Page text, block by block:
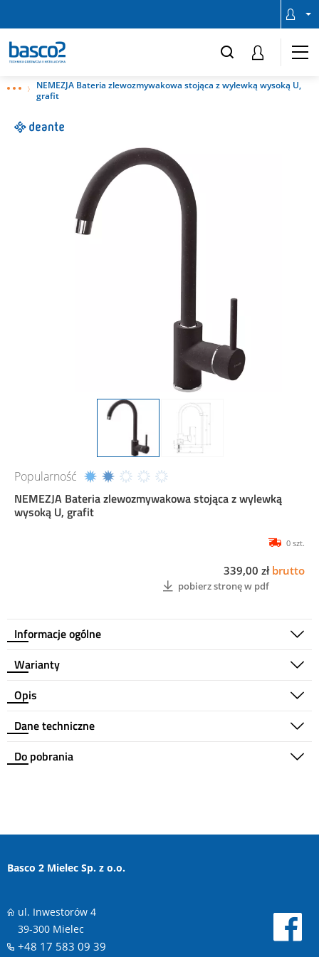
NEMEZJA Bateria zlewozmywakowa stojąca z wylewką wysoką U,
grafit
Popularność
NEMEZJA Bateria zlewozmywakowa stojąca z wylewką
wysoką U, grafit
Informacje ogólne
0 szt.
339,00 zł brutto
pobierz stronę w pdf
Warianty
Opis
Dane techniczne
Do pobrania
Basco 2 Mielec Sp. z o.o.
ul. Inwestorów 4
39-300 Mielec
+48 17 583 09 39